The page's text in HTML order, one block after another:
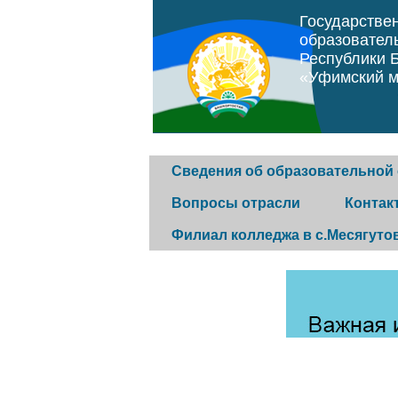
Республики
«Уфимский
Сведения об образовательной
Основные сведения
Вопросы отрасли
Программа "Земский Горячая
Обратная
Филиал колледжа в